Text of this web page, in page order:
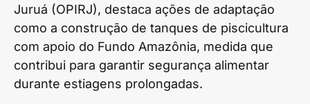
Juruá (OPIRJ), destaca ações de adaptação
como a construção de tanques de piscicultura
com apoio do Fundo Amazônia, medida que
contribui para garantir segurança alimentar
durante estiagens prolongadas.